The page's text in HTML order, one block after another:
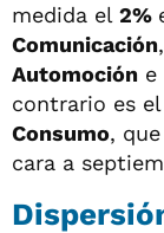
medida el 2%
Comunicación
Automoción e
contrario es
Consumo,
cara a